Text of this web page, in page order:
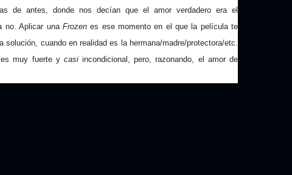
de antes, donde nos decían que el amor verdadero era el
no. Aplicar una Frozenes ese momento en el que la película te
cuando en realidad es la hermana/madre/protectora/etc.
muy fuerte y casiincondicional, pero, razonando, el amor de